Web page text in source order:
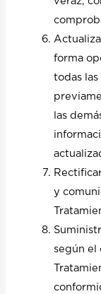
forma
todas
las
y
según el